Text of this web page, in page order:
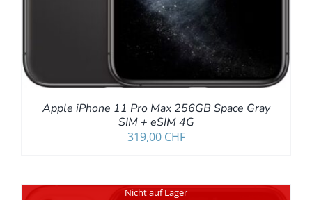
Apple iPhone 11 Pro Max 256GB Space Gray
SIM + eSIM 4G
319,00 CHF
Nicht auf Lager